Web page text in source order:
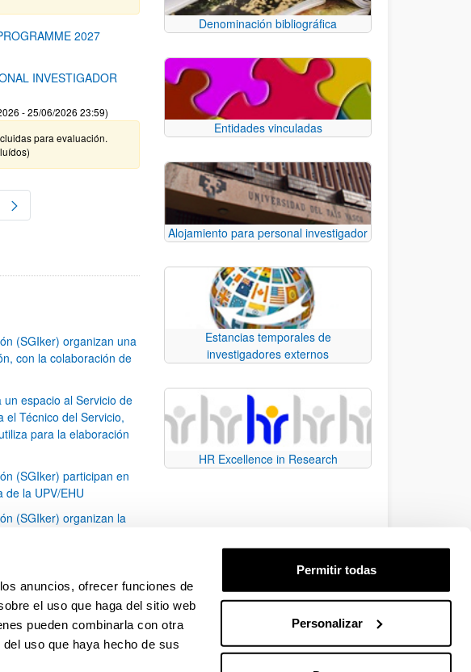
anuncios, ofrecer funciones de
el uso que haga del sitio web
pueden combinarla con otra
uso que haya hecho de sus
Permitir todas
Personalizar
2027
INVESTIGADOR
- 25/06/2026 23:59)
para evaluación.
Use TAB para desplazarse.
(SGIker) organizan una
con la colaboración de
espacio al Servicio de
el Técnico del Servicio,
para la elaboración
(SGIker) participan en
de la UPV/EHU
(SGIker) organizan la
silvestre
Use TAB para desplazarse.
Denominación bibliográfica
Entidades vinculadas
Alojamiento para personal investigador
Estancias temporales de
investigadores externos
HR Excellence in Research